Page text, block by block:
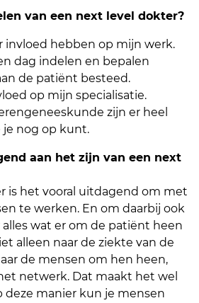
van een next level dokter?
invloed hebben op mijn werk.
dag indelen en bepalen
de patiënt besteed.
op mijn specialisatie.
zijn er heel
nog op kunt.
aan het zijn van een next
is het vooral uitdagend om met
te werken. En om daarbij ook
wat er om de patiënt heen
alleen naar de ziekte van de
de mensen om hen heen,
netwerk. Dat maakt het wel
deze manier kun je mensen